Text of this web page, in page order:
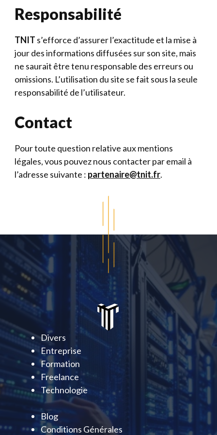
Responsabilité
TNIT s’efforce d’assurer l’exactitude et la mise à
jour des informations diffusées sur son site, mais
ne saurait être tenu responsable des erreurs ou
omissions. L’utilisation du site se fait sous la seule
responsabilité de l’utilisateur.
Contact
Pour toute question relative aux mentions
légales, vous pouvez nous contacter par email à
l’adresse suivante : partenaire@tnit.fr.
Divers
Entreprise
Formation
Freelance
Technologie
Blog
Conditions Générales